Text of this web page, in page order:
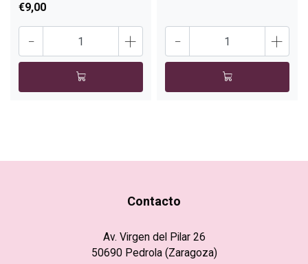
€9,00
- + - +
Contacto
Av. Virgen del Pilar 26
50690 Pedrola (Zaragoza)